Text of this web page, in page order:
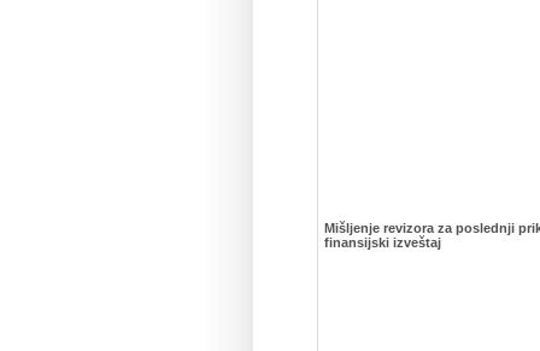
Mišljenje revizora za poslednji
finansijski izveštaj